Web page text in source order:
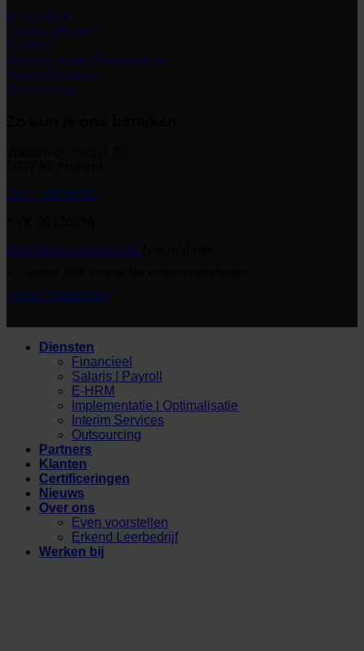
Financieel
Salaris | Payroll
E-HRM
Implementatie | Optimalisatie
Interim Services
Outsourcing
026 - 389 89 00
Inschrijven nieuwsbrief
Privacy statement
Diensten
Financieel
Salaris | Payroll
E-HRM
Implementatie | Optimalisatie
Interim Services
Outsourcing
Partners
Klanten
Certificeringen
Nieuws
Over ons
Even voorstellen
Erkend Leerbedrijf
Werken bij